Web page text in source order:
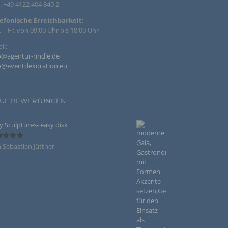
+49 4122 404 840 2
Erreichbarkeit:
– Fr. von 09:00 Uhr bis 18:00 Uhr
rindle.de
BEWERTUNGEN
Sculptures- easy disk
Sebastian Jüttner
dass